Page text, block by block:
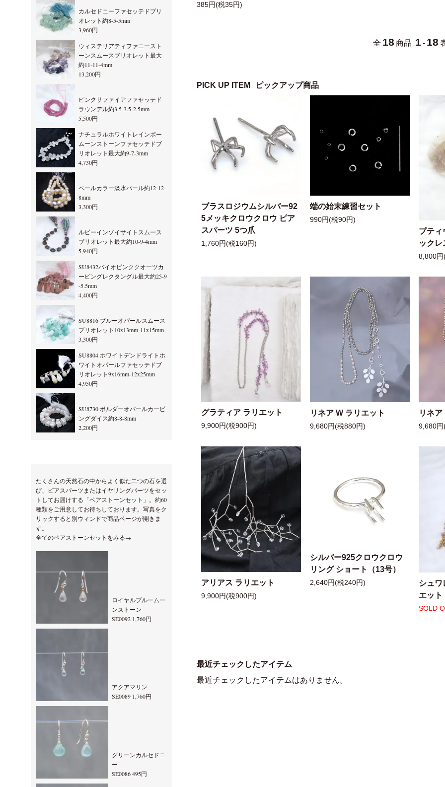
385円(税35円)
全 18 商品 1 - 18
PICK UP ITEM ピックアップ商品
ブラスロジウムシルバー92
5メッキクロウクロウ ピア
スパーツ 5つ爪
1,760円(税160円)
端の始末練習セット
990円(税90円)
プティ
ックレ
8,800
グラティア ラリエット
9,900円(税900円)
リネア W ラリエット
9,680円(税880円)
リネ
9,680
アリアス ラリエット
9,900円(税900円)
シルバー925クロウクロウ
リング ショート（13号）
2,640円(税240円)
シュワ
エット
SOLD
最近チェックしたアイテム
最近チェックしたアイテムはありません。
カルセドニーファセッテドブリ
オレット約8-5-5mm
3,960円
ウィステリアティファニースト
ーンスムースブリオレット最大
約11-11-4mm
13,200円
ピンクサファイアファセッテド
ラウンデル約3.5-3.5-2.5mm
5,500円
ナチュラルホワイトレインボー
ムーンストーンファセッテドブ
リオレット最大約9-7-3mm
4,730円
ペールカラー淡水パール約12-12-
8mm
3,300円
ルビーインゾイサイトスムース
ブリオレット最大約10-9-4mm
5,940円
SU8432バイオピンククオーツカ
ービングレクタングル最大約25-9
-5.5mm
4,400円
SU8816 ブルーオパールスムース
ブリオレット10x13mm-11x15mm
3,300円
SU8804 ホワイトデンドライトホ
ワイトオパールファセッテドブ
リオレット9x16mm-12x25mm
4,950円
SU8730 ボルダーオパールカービ
ングダイス約8-8-8mm
2,200円
たくさんの天然石の中からよく似た二つの石を選
び、ピアスパーツまたはイヤリングパーツをセッ
トしてお届けする「ペアストーンセット」。約60
種類をご用意してお待ちしております。写真をク
リックすると別ウィンドで商品ページが開きま
す。
全てのペアストーンセットをみる→
ロイヤルブルームー
ンストーン
SE0092 1,760円
アクアマリン
SE0089 1,760円
グリーンカルセドニ
ー
SE0086 495円